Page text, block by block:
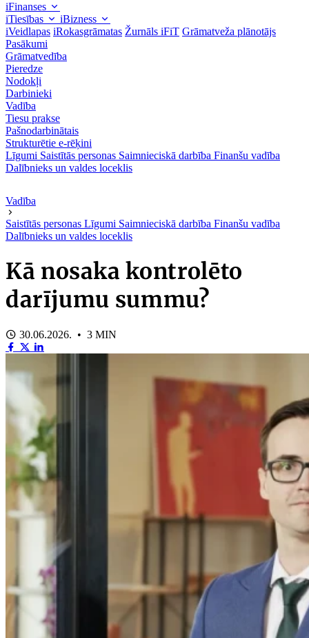
iFinanses
iTiesības
iBizness
iVeidlapas iRokasgrāmatas Žurnāls iFiT Grāmatveža plānotājs
Pasākumi
Grāmatvedība
Pieredze
Nodokļi
Darbinieki
Vadība
Tiesu prakse
Pašnodarbinātais
Strukturētie e-rēķini
Līgumi Saistītās personas Saimnieciskā darbība Finanšu vadība
Dalībnieks un valdes loceklis
Vadība
Saistītās personas Līgumi Saimnieciskā darbība Finanšu vadība
Dalībnieks un valdes loceklis
Kā nosaka kontrolēto
darījumu summu?
30.06.2026. • 3 MIN